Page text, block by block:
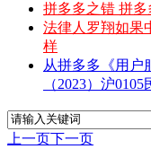
拼多多之错 拼
法律人罗翔如果
样
从拼多多《用
（2023）沪
上一页下一页